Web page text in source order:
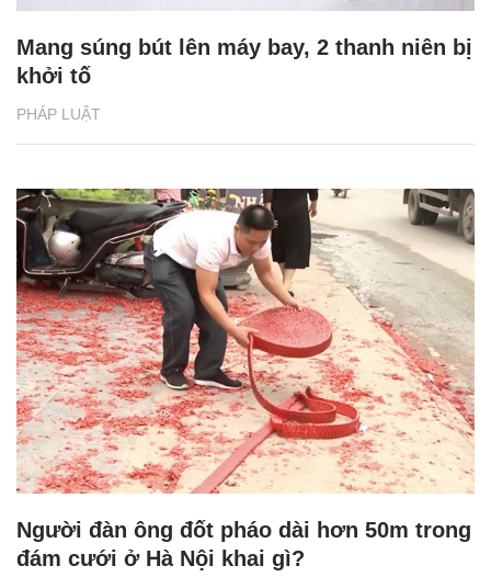
PHÁP LUẬT
Mang súng bút lên máy bay, 2 thanh niên bị
khởi tố
Người đàn ông đốt pháo dài hơn 50m trong
đám cưới ở Hà Nội khai gì?